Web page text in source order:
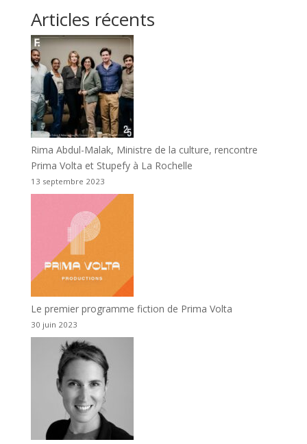
Articles récents
Rima Abdul-Malak, Ministre de la culture, rencontre
Prima Volta et Stupefy à La Rochelle
13 septembre 2023
Le premier programme fiction de Prima Volta
30 juin 2023